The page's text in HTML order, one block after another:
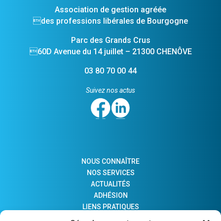
Association de gestion agréée
des professions libérales de Bourgogne
Parc des Grands Crus
60D Avenue du 14 juillet – 21300 CHENÔVE
03 80 70 00 44
Suivez nos actus
NOUS CONNAÎTRE
NOS SERVICES
ACTUALITÉS
ADHÉSION
LIENS PRATIQUES